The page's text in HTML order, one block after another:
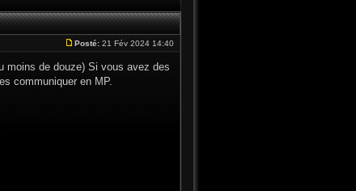
Posté: 21 Fév 2024 14:40
moins de douze) Si vous avez des
communiquer en MP.